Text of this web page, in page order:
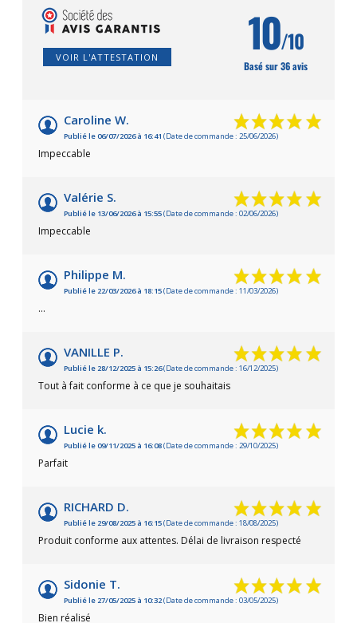
VOIR L'ATTESTATION 10/10
Basé sur 36 avis
Caroline W.
Publié le 06/07/2026 à 16:41 (Date de commande : 25/06/2026)
Impeccable
Valérie S.
Publié le 13/06/2026 à 15:55(Date de commande : 02/06/2026)
Impeccable
Philippe M.
Publié le 22/03/2026 à 18:15(Date de commande : 11/03/2026)
…
VANILLE P.
Publié le 28/12/2025 à 15:26(Date de commande : 16/12/2025)
Tout à fait conforme à ce que je souhaitais
Lucie k.
Publié le 09/11/2025 à 16:08(Date de commande : 29/10/2025)
Parfait
RICHARD D.
Publié le 29/08/2025 à 16:15(Date de commande : 18/08/2025)
Produit conforme aux attentes. Délai de livraison respecté
Sidonie T.
Publié le 27/05/2025 à 10:32(Date de commande : 03/05/2025)
Bien réalisé